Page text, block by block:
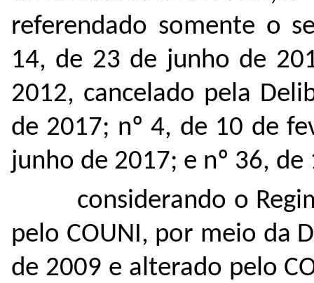
referendado somente o
14, de 23 de junho de
2012, cancelado pela
de 2017; nº 4, de 10 de
junho de 2017; e nº 36,
considerando o
pelo COUNI, por meio da
de 2009 e alterado pelo